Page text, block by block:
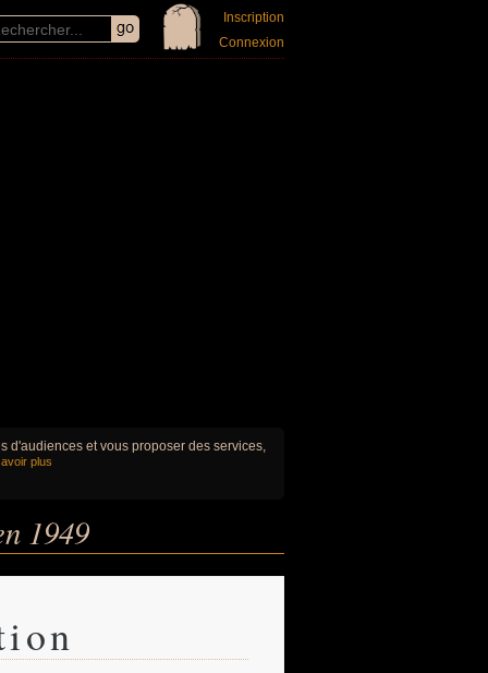
Inscription
Connexion
d'audiences et vous proposer des services,
plus
1949